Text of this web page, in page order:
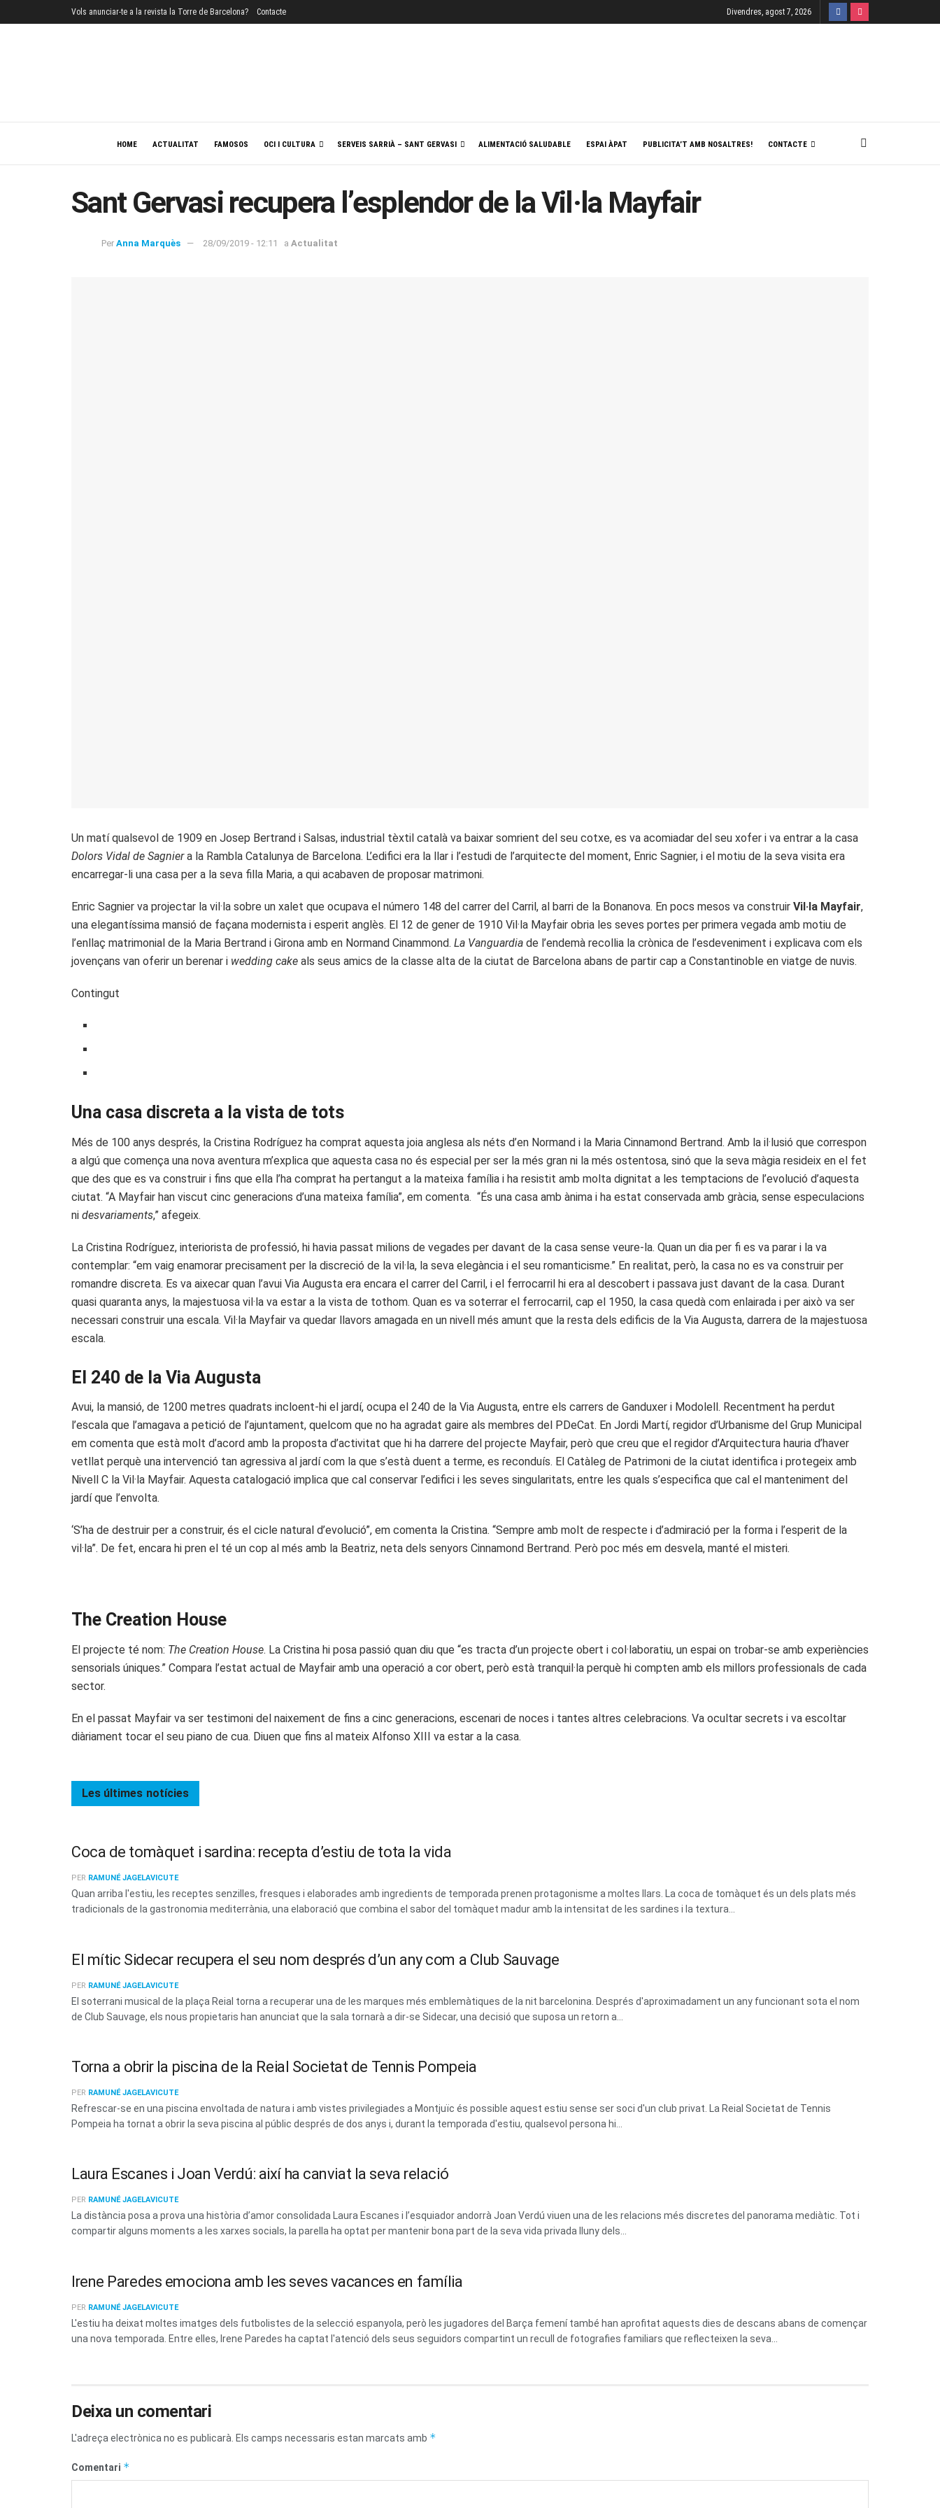
Vols anunciar-te a la revista la Torre de Barcelona? Contacte Divendres, agost 7, 2026
HOME ACTUALITAT FAMOSOS OCI I CULTURA SERVEIS SARRIÀ – SANT GERVASI ALIMENTACIÓ SALUDABLE ESPAI ÀPAT PUBLICITA’T AMB NOSALTRES! CONTACTE
Sant Gervasi recupera l’esplendor de la Vil·la Mayfair
Per Anna Marquès 28/09/2019 - 12:11 a Actualitat
Un matí qualsevol de 1909 en Josep Bertrand i Salsas, industrial tèxtil català va baixar somrient del seu cotxe, es va acomiadar del seu xofer i va entrar a la casa
Dolors Vidal de Sagniera la Rambla Catalunya de Barcelona. L’edifici era la llar i l’estudi de l’arquitecte del moment, Enric Sagnier, i el motiu de la seva visita era
encarregar-li una casa per a la seva filla Maria, a qui acabaven de proposar matrimoni.
Enric Sagnier va projectar la vil·la sobre un xalet que ocupava el número 148 del carrer del Carril, al barri de la Bonanova. En pocs mesos va construir Vil·la Mayfair,
una elegantíssima mansió de façana modernista i esperit anglès. El 12 de gener de 1910 Vil·la Mayfair obria les seves portes per primera vegada amb motiu de
l’enllaç matrimonial de la Maria Bertrand i Girona amb en Normand Cinammond. La Vanguardia de l’endemà recollia la crònica de l’esdeveniment i explicava com els
jovençans van oferir un berenar i wedding cake als seus amics de la classe alta de la ciutat de Barcelona abans de partir cap a Constantinoble en viatge de nuvis.
Contingut
Una casa discreta a la vista de tots
Més de 100 anys després, la Cristina Rodríguez ha comprat aquesta joia anglesa als néts d’en Normand i la Maria Cinnamond Bertrand. Amb la il·lusió que correspon
a algú que comença una nova aventura m’explica que aquesta casa no és especial per ser la més gran ni la més ostentosa, sinó que la seva màgia resideix en el fet
que des que es va construir i fins que ella l’ha comprat ha pertangut a la mateixa família i ha resistit amb molta dignitat a les temptacions de l’evolució d’aquesta
ciutat. “A Mayfair han viscut cinc generacions d’una mateixa família”, em comenta. “És una casa amb ànima i ha estat conservada amb gràcia, sense especulacions
ni desvariaments,” afegeix.
La Cristina Rodríguez, interiorista de professió, hi havia passat milions de vegades per davant de la casa sense veure-la. Quan un dia per fi es va parar i la va
contemplar: “em vaig enamorar precisament per la discreció de la vil·la, la seva elegància i el seu romanticisme.” En realitat, però, la casa no es va construir per
romandre discreta. Es va aixecar quan l’avui Via Augusta era encara el carrer del Carril, i el ferrocarril hi era al descobert i passava just davant de la casa. Durant
quasi quaranta anys, la majestuosa vil·la va estar a la vista de tothom. Quan es va soterrar el ferrocarril, cap el 1950, la casa quedà com enlairada i per això va ser
necessari construir una escala. Vil·la Mayfair va quedar llavors amagada en un nivell més amunt que la resta dels edificis de la Via Augusta, darrera de la majestuosa
escala.
El 240 de la Via Augusta
Avui, la mansió, de 1200 metres quadrats incloent-hi el jardí, ocupa el 240 de la Via Augusta, entre els carrers de Ganduxer i Modolell. Recentment ha perdut
l’escala que l’amagava a petició de l’ajuntament, quelcom que no ha agradat gaire als membres del PDeCat. En Jordi Martí, regidor d’Urbanisme del Grup Municipal
em comenta que està molt d’acord amb la proposta d’activitat que hi ha darrere del projecte Mayfair, però que creu que el regidor d’Arquitectura hauria d’haver
vetllat perquè una intervenció tan agressiva al jardí com la que s’està duent a terme, es reconduís. El Catàleg de Patrimoni de la ciutat identifica i protegeix amb
Nivell C la Vil·la Mayfair. Aquesta catalogació implica que cal conservar l’edifici i les seves singularitats, entre les quals s’especifica que cal el manteniment del
jardí que l’envolta.
‘S’ha de destruir per a construir, és el cicle natural d’evolució”, em comenta la Cristina. “Sempre amb molt de respecte i d’admiració per la forma i l’esperit de la
vil·la”. De fet, encara hi pren el té un cop al més amb la Beatriz, neta dels senyors Cinnamond Bertrand. Però poc més em desvela, manté el misteri.
The Creation House
El projecte té nom: The Creation House. La Cristina hi posa passió quan diu que “es tracta d’un projecte obert i col·laboratiu, un espai on trobar-se amb experiències
sensorials úniques.” Compara l’estat actual de Mayfair amb una operació a cor obert, però està tranquil·la perquè hi compten amb els millors professionals de cada
sector.
En el passat Mayfair va ser testimoni del naixement de fins a cinc generacions, escenari de noces i tantes altres celebracions. Va ocultar secrets i va escoltar
diàriament tocar el seu piano de cua. Diuen que fins al mateix Alfonso XIII va estar a la casa.
Les últimes notícies
Coca de tomàquet i sardina: recepta d’estiu de tota la vida
PER RAMUNÉ JAGELAVICUTE
Quan arriba l'estiu, les receptes senzilles, fresques i elaborades amb ingredients de temporada prenen protagonisme a moltes llars. La coca de tomàquet és un dels plats més
tradicionals de la gastronomia mediterrània, una elaboració que combina el sabor del tomàquet madur amb la intensitat de les sardines i la textura...
El mític Sidecar recupera el seu nom després d’un any com a Club Sauvage
PER RAMUNÉ JAGELAVICUTE
El soterrani musical de la plaça Reial torna a recuperar una de les marques més emblemàtiques de la nit barcelonina. Després d'aproximadament un any funcionant sota el nom
de Club Sauvage, els nous propietaris han anunciat que la sala tornarà a dir-se Sidecar, una decisió que suposa un retorn a...
Torna a obrir la piscina de la Reial Societat de Tennis Pompeia
PER RAMUNÉ JAGELAVICUTE
Refrescar-se en una piscina envoltada de natura i amb vistes privilegiades a Montjuïc és possible aquest estiu sense ser soci d'un club privat. La Reial Societat de Tennis
Pompeia ha tornat a obrir la seva piscina al públic després de dos anys i, durant la temporada d'estiu, qualsevol persona hi...
Laura Escanes i Joan Verdú: així ha canviat la seva relació
PER RAMUNÉ JAGELAVICUTE
La distància posa a prova una història d’amor consolidada Laura Escanes i l’esquiador andorrà Joan Verdú viuen una de les relacions més discretes del panorama mediàtic. Tot i
compartir alguns moments a les xarxes socials, la parella ha optat per mantenir bona part de la seva vida privada lluny dels...
Irene Paredes emociona amb les seves vacances en família
PER RAMUNÉ JAGELAVICUTE
L'estiu ha deixat moltes imatges dels futbolistes de la selecció espanyola, però les jugadores del Barça femení també han aprofitat aquests dies de descans abans de començar
una nova temporada. Entre elles, Irene Paredes ha captat l'atenció dels seus seguidors compartint un recull de fotografies familiars que reflecteixen la seva...
Deixa un comentari
L'adreça electrònica no es publicarà. Els camps necessaris estan marcats amb *
Comentari *